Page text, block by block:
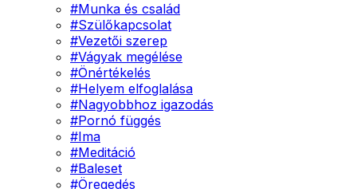
#Munka és család
#Szülőkapcsolat
#Vezetői szerep
#Vágyak megélése
#Önértékelés
#Helyem elfoglalása
#Nagyobbhoz igazodás
#Pornó függés
#Ima
#Meditáció
#Baleset
#Öregedés